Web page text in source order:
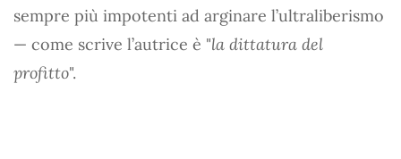
sempre più impotenti ad arginare l’ultraliberismo
— come scrive l’autrice è "la dittatura del
profitto".